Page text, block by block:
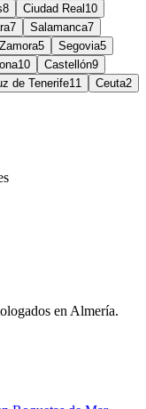
8 Ciudad Real 10
7 Salamanca7
Zamora5 Segovia5
10 Castellón9
de Tenerife11 Ceuta2
en Almería.